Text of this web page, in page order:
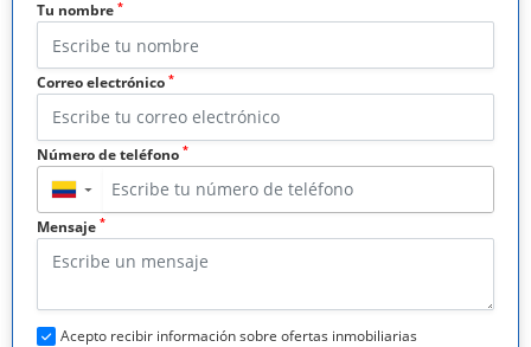
Tu nombre *
Correo electrónico *
Número de teléfono *
▼
Mensaje *
Acepto recibir información sobre ofertas inmobiliarias